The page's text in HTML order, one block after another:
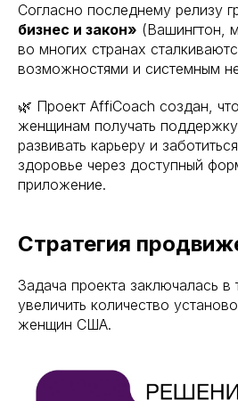
Согласно последнему релизу
бизнес и закон» (Вашингтон,
во многих странах
возможностями и системным
🌿 Проект AffiCoach создан,
женщинам получать
развивать карьеру и
здоровье через доступный
приложение.
Стратегия
Задача проекта заключалась в
увеличить количество
женщин США.